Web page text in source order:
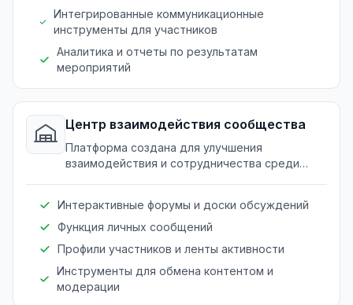
Интегрированные коммуникационные
инструменты для участников
Аналитика и отчеты по результатам
мероприятий
Центр взаимодействия сообщества
Платформа создана для улучшения
взаимодействия и сотрудничества среди
Интерактивные форумы и доски обсуждений
Функция личных сообщений
Профили участников и ленты активности
Инструменты для обмена контентом и
модерации